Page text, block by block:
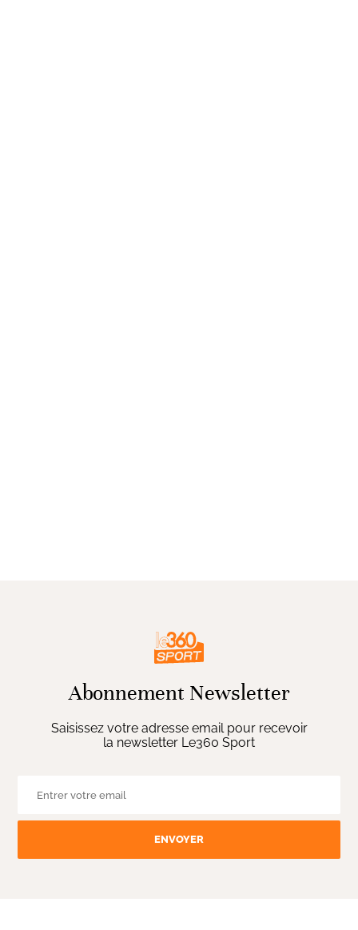
Abonnement Newsletter
Saisissez votre adresse email pour recevoir
la newsletter Le360 Sport
ENVOYER